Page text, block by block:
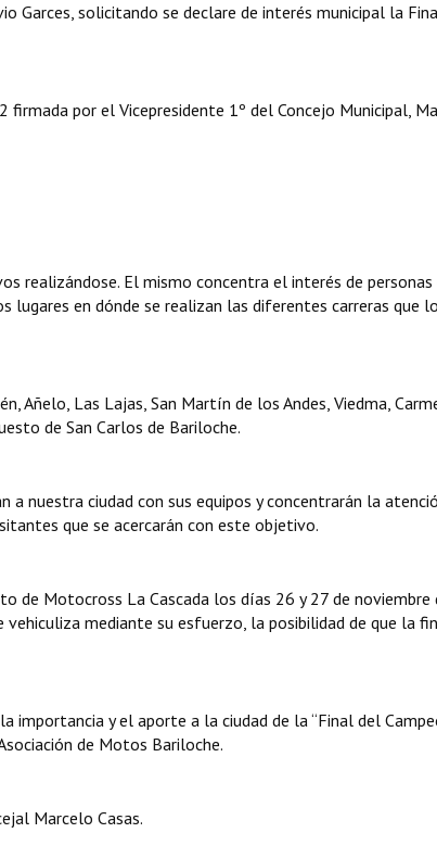
Garces, solicitando se declare de interés municipal la
por el Vicepresidente 1º del Concejo Municipal,
realizándose. El mismo concentra el interés de personas
lugares en dónde se realizan las diferentes carreras que lo
Añelo, Las Lajas, San Martín de los Andes, Viedma,
de San Carlos de Bariloche.
nuestra ciudad con sus equipos y concentrarán la
que se acercarán con este objetivo.
de Motocross La Cascada los días 26 y 27 de noviembre
mediante su esfuerzo, la posibilidad de que la
importancia y el aporte a la ciudad de la “Final del
de Motos Bariloche.
Marcelo Casas.